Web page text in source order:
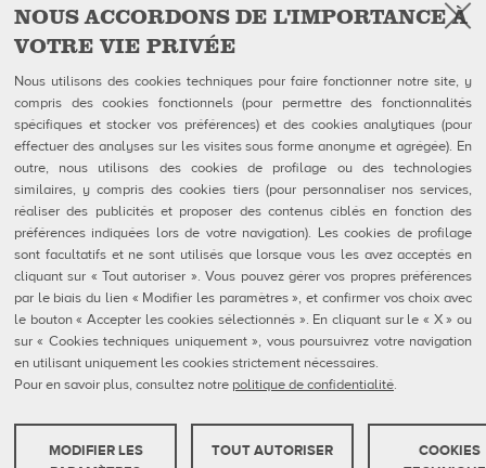
NOUS ACCORDONS DE L'IMPORTANCE À
VOTRE VIE PRIVÉE
Nous utilisons des cookies techniques pour faire fonctionner notre site, y
compris des cookies fonctionnels (pour permettre des fonctionnalités
spécifiques et stocker vos préférences) et des cookies analytiques (pour
effectuer des analyses sur les visites sous forme anonyme et agrégée). En
outre, nous utilisons des cookies de profilage ou des technologies
similaires, y compris des cookies tiers (pour personnaliser nos services,
réaliser des publicités et proposer des contenus ciblés en fonction des
préférences indiquées lors de votre navigation). Les cookies de profilage
sont facultatifs et ne sont utilisés que lorsque vous les avez acceptés en
cliquant sur « Tout autoriser ». Vous pouvez gérer vos propres préférences
par le biais du lien « Modifier les paramètres », et confirmer vos choix avec
le bouton « Accepter les cookies sélectionnés ». En cliquant sur le « X » ou
sur « Cookies techniques uniquement », vous poursuivrez votre navigation
en utilisant uniquement les cookies strictement nécessaires.
Pour en savoir plus, consultez notre politique de confidentialité.
COOKIES
TOUT AUTORISER
MODIFIER LES
QubicaAMF Canada inc
100-1025 avenue Godin
Québec, QC
Canada G1M 2X5
Tél: 418-650-2425
Sans Frais 866-650-2425
U.S. Headquarters
QubicaAMF Worldwide LLC
8100 AMF Drive
Mechanicsville, VA 23111-USA
Ph. (804) 569-1000
866-460-QAMF (7263)
Fax (804) 559-8650
QubicaAMF Produits
Mendes
Entreprise
eShop
Contact
Formulaires FDS
Privacy Policy
Cookie Policy
Cookie Settings
Rapports De Dénonciation
Follow Us on
Facebook